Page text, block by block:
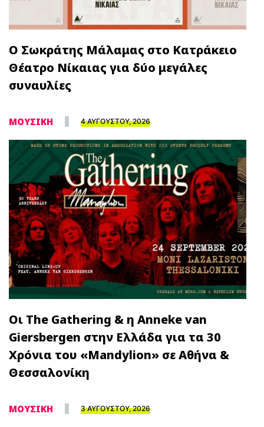
Ο Σωκράτης Μάλαμας στο Κατράκειο
Θέατρο Νίκαιας για δύο μεγάλες
συναυλίες
ΜΟΥΣΙΚΗ 4 ΑΥΓΟΥΣΤΟΥ, 2026
Οι The Gathering & η Anneke van
Giersbergen στην Ελλάδα για τα 30
Χρόνια του «Mandylion» σε Αθήνα &
Θεσσαλονίκη
ΜΟΥΣΙΚΗ 3 ΑΥΓΟΥΣΤΟΥ, 2026